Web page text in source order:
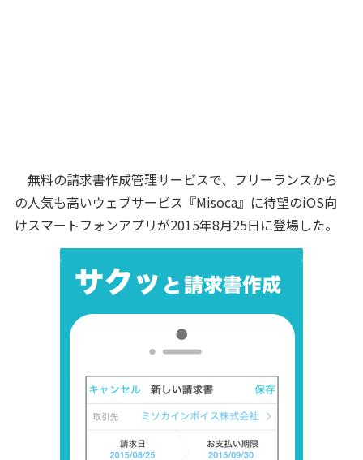
無料の請求書作成管理サービスで、フリーランスから
の人気も高いウェブサービス『Misoca』に待望のiOS向
けスマートフォンアプリが2015年8月25日に登場した。